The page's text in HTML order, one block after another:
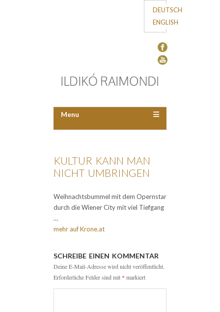
DEUTSCH
ENGLISH
Menu
KULTUR KANN MAN
NICHT UMBRINGEN
Weihnachtsbummel mit dem Opernstar
durch die Wiener City mit viel Tiefgang
…
mehr auf Krone.at
SCHREIBE EINEN KOMMENTAR
Deine E-Mail-Adresse wird nicht veröffentlicht.
Erforderliche Felder sind mit * markiert